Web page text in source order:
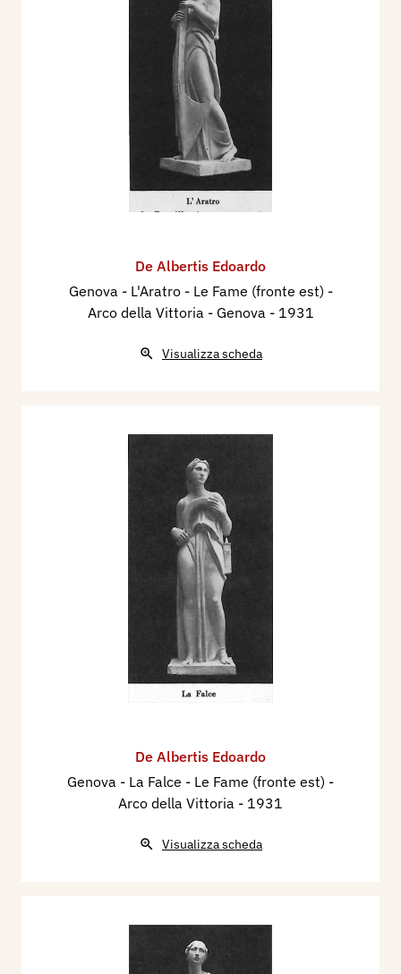
De Albertis Edoardo
Genova - L'Aratro - Le Fame (fronte est) -
Arco della Vittoria - Genova - 1931
Visualizza scheda
De Albertis Edoardo
Genova - La Falce - Le Fame (fronte est) -
Arco della Vittoria - 1931
Visualizza scheda